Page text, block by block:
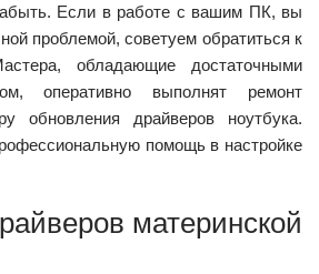
Если в работе с вашим ПК, вы
проблемой, советуем обратиться к
обладающие достаточными
оперативно выполнят ремонт
обновления драйверов ноутбука.
помощь в настройке
материнской